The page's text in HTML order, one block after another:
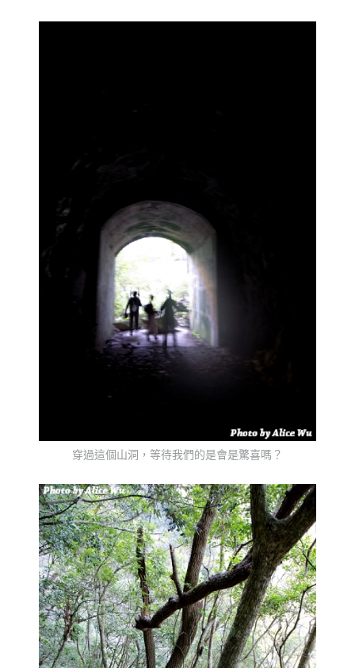
穿過這個山洞，等待我們的是會是驚喜嗎？